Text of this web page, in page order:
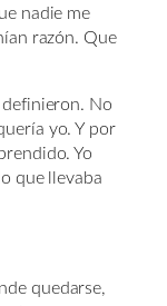
nadie me
razón. Que
No
yo. Y por
Yo
que llevaba
quedarse,